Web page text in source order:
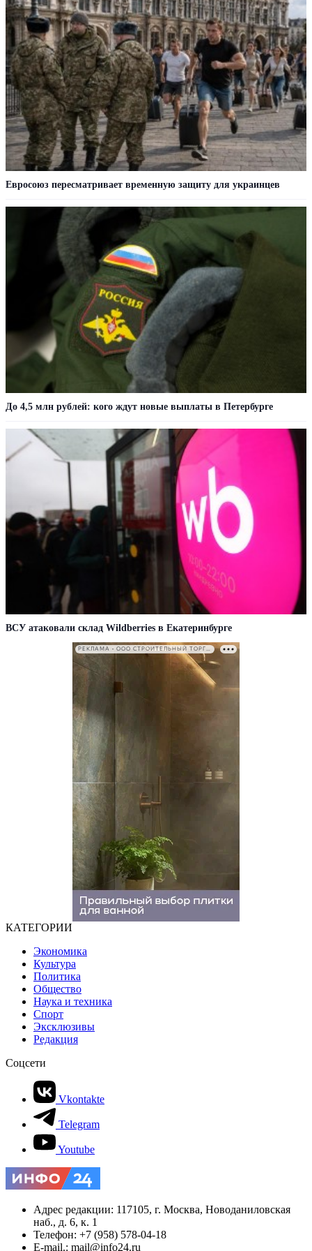
Евросоюз пересматривает временную защиту для украинцев
До 4,5 млн рублей: кого ждут новые выплаты в Петербурге
ВСУ атаковали склад Wildberries в Екатеринбурге
РЕКЛАМА • ООО СТРОИТЕЛЬНЫЙ ТОРГОВЫЙ ДОМ «ПЕТРОВИЧ». ИНН: 7802348846
КАТЕГОРИИ
Экономика
Культура
Политика
Общество
Наука и техника
Спорт
Эксклюзивы
Редакция
Соцсети
Vkontakte
Telegram
Youtube
Адрес редакции: 117105, г. Москва, Новоданиловская
наб., д. 6, к. 1
Телефон: +7 (958) 578-04-18
E-mail.: mail@info24.ru